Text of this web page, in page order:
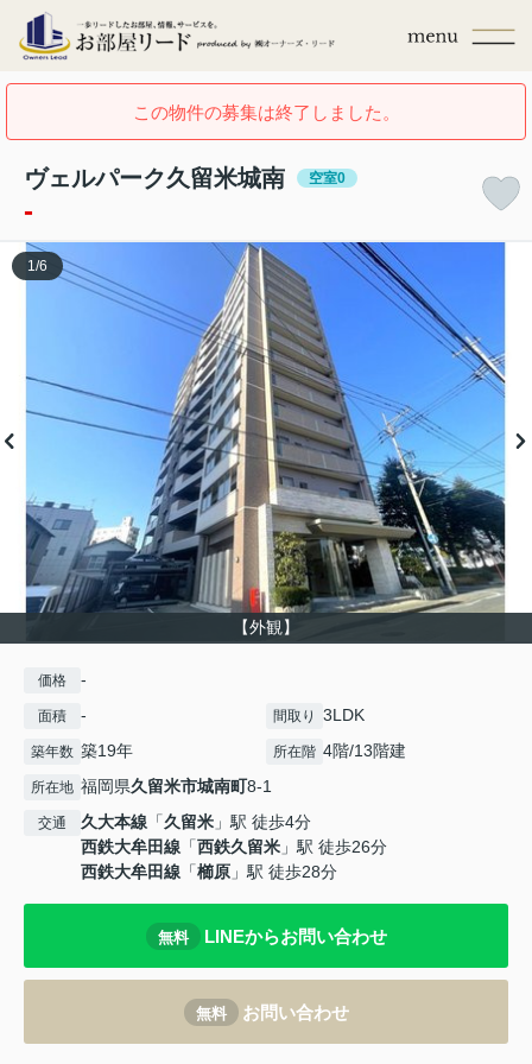
この物件の募集は終了しました。
ヴェルパーク久留米城南 空室0
-
【外観】
1 /6
価格 -
面積 - 間取り 3LDK
築年数 築19年 所在階 4階/13階建
所在地 福岡県久留米市城南町8-1
交通 久大本線 「久留米 」駅 徒歩4分
西鉄大牟田線 「西鉄久留米 」駅 徒歩26分
西鉄大牟田線 「櫛原 」駅 徒歩28分
無料 LINEからお問い合わせ
無料 お問い合わせ